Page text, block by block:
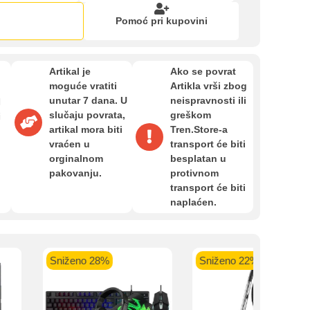
Pomoć pri kupovini
Artikal je
moguće vratiti
unutar 7 dana. U
slučaju povrata,
artikal mora biti
vraćen u
orginalnom
pakovanju.
Ako se povrat
Artikla vrši zbog
neispravnosti ili
greškom
Tren.Store-a
transport će biti
besplatan u
protivnom
transport će biti
naplaćen.
Sniženo 28% Sniženo 22%
Zahtjev za reklamaciju
O nama
Privatnost kupca
Uvjeti i odredbe
ispod.
banka VISA
Sparkasse banka
MasterCard
Raiffeisen banka VISA
Magic Card do 36 rata